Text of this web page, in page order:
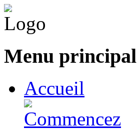
Menu principal
Accueil